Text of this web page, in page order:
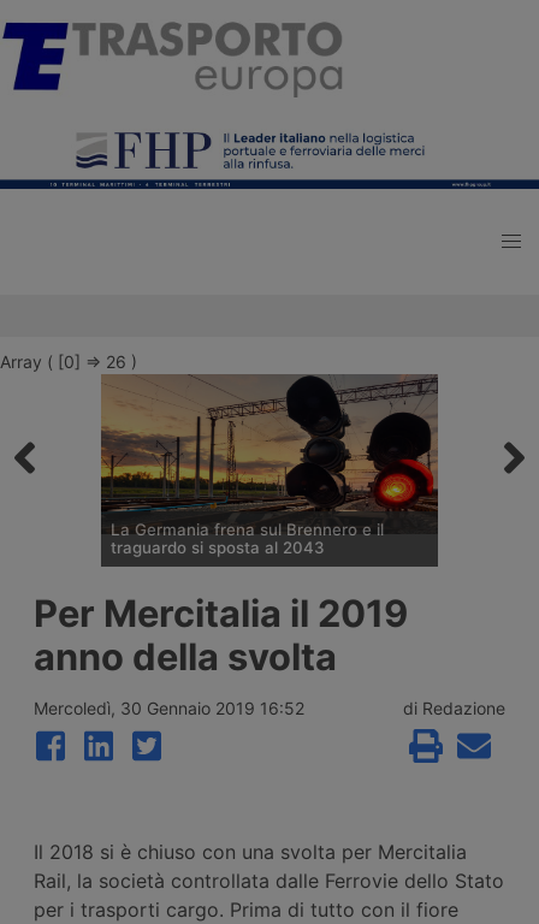
Array ( [0] => 26 )
La Germania frena sul Brennero e il
traguardo si sposta al 2043
l’allungamento dei tempi per i cantieri e la
successiva apertura all’esercizio del
potenziamento dei raccordi con la galleria
di base del Brennero. Ora si parla del
Per Mercitalia il 2019
anno della svolta
Mercoledì, 30 Gennaio 2019 16:52 di Redazione
Il 2018 si è chiuso con una svolta per Mercitalia
Rail, la società controllata dalle Ferrovie dello Stato
per i trasporti cargo. Prima di tutto con il fiore